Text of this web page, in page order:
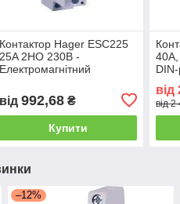
Контактор Hager ESC225
25A 2НО 230В -
Електромагнітний
від 992,68₴
Купити
від
від
–12%